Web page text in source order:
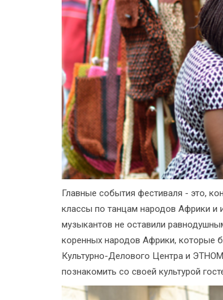
Главные события фестиваля - это,
классы по танцам народов Африки и
музыкантов не оставили
коренных народов Африки, которые
Культурно-Делового Центра и
познакомить со своей культурой